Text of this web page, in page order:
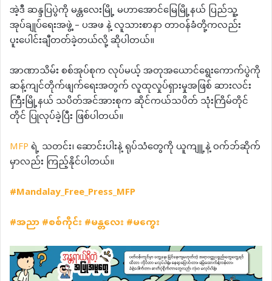
အဲ့ဒီ ဆန္ဒပြပွဲကို မန္တလေးမြို့ မဟာအောင်မြေမြို့နယ် ပြည်သူ့
အုပ်ချုပ်ရေးအဖွဲ့ – ပအဖ နဲ့ လူသားစာနာ တာဝန်ခံတို့ကလည်း
ပူးပေါင်းချီတတ်ခဲ့တယ်လို့ ဆိုပါတယ်။
အာဏာသိမ်း စစ်အုပ်စုက လုပ်မယ့် အတုအယောင်ရွေးကောက်ပွဲကို
ဆန့်ကျင်တိုက်ဖျက်ရေးအတွက် လူထုလှုပ်ရှားမှုအဖြစ် ဆားလင်း
ကြီးမြို့နယ် သပိတ်အင်အားစုက ဆိုင်ကယ်သပိတ် သုံးကြိမ်တိုင်
တိုင် ပြုလုပ်ခဲ့ပြီး ဖြစ်ပါတယ်။
MFPရဲ့ သတင်း၊ ဆောင်းပါးနဲ့ ရုပ်သံတွေကို ယူကျူ့နဲ့ ဝက်ဘ်ဆိုက်
မှာလည်း ကြည့်နိုင်ပါတယ်။
#Mandalay_Free_Press_MFP
#အညာ#စစ်ကိုင်း#မန္တလေး#မကွေး